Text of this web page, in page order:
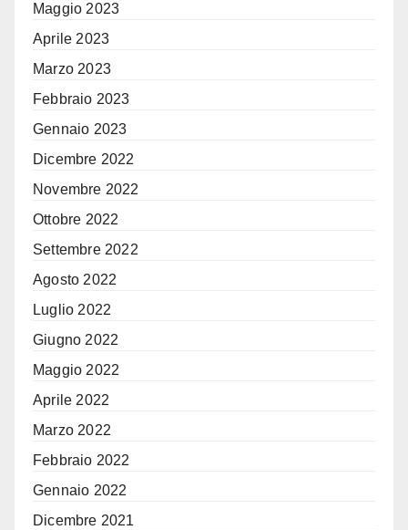
Maggio 2023
Aprile 2023
Marzo 2023
Febbraio 2023
Gennaio 2023
Dicembre 2022
Novembre 2022
Ottobre 2022
Settembre 2022
Agosto 2022
Luglio 2022
Giugno 2022
Maggio 2022
Aprile 2022
Marzo 2022
Febbraio 2022
Gennaio 2022
Dicembre 2021